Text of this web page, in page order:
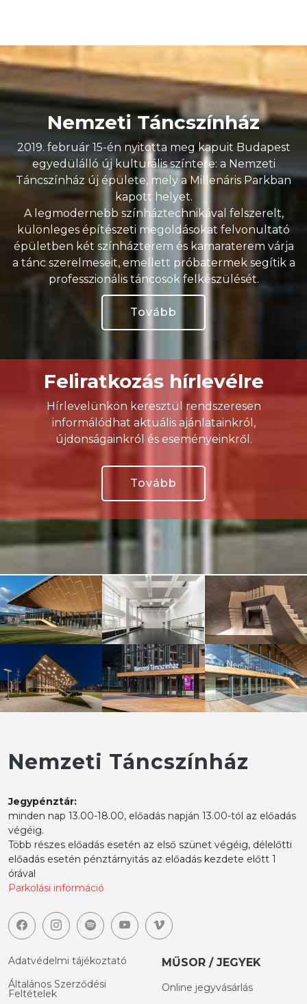
Nemzeti Táncszínház
2019. február 15-én nyitotta meg kapuit Budapest
egyedülálló új kulturális színtere: a Nemzeti
Táncszínház új épülete, mely a Millenáris Parkban
kapott helyet.
A legmodernebb színháztechnikával felszerelt,
különleges építészeti megoldásokat felvonultató
épületben két színházterem és kamaraterem várja
a tánc szerelmeseit, emellett próbatermek segítik a
professzionális táncosok felkészülését.
Tovább
Feliratkozás hírlevélre
Hírlevelünkön keresztül rendszeresen
informálódhat aktuális ajánlatainkról,
újdonságainkról és eseményeinkről.
Tovább
Nemzeti Táncszínház
Jegypénztár:
minden nap 13.00-18.00, előadás napján 13.00-tól az előadás
végéig.
Több részes előadás esetén az első szünet végéig, délelőtti
előadás esetén pénztárnyitás az előadás kezdete előtt 1
órával
Parkolási információ
Adatvédelmi tájékoztató
Általános Szerződési
Feltételek
MŰSOR / JEGYEK
Online jegyvásárlás